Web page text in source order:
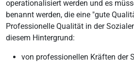
operationalisiert werden und es
benannt werden, die eine "gute
Professionelle Qualität in der
diesem Hintergrund:
von professionellen Kräften der